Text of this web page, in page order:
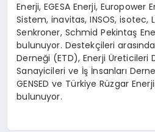
Enerji, EGESA Enerji, Europower
Sistem, inavitas, INSOS, isotec,
Senkroner, Schmid Pekintaş
bulunuyor. Destekçileri
Derneği (ETD), Enerji Üreticileri
Sanayicileri ve İş İnsanları
GENSED ve Türkiye Rüzgar
bulunuyor.